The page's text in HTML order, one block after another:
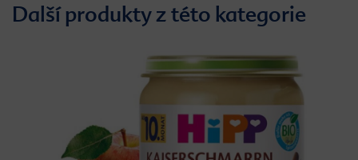
Další produkty z této kategorie